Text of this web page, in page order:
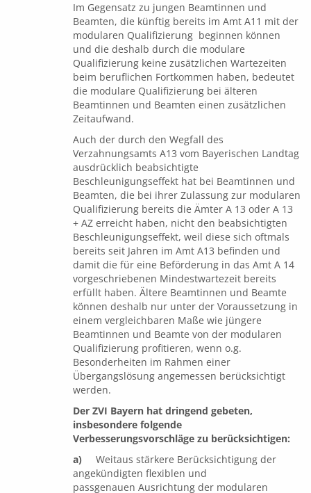
Im Gegensatz zu jungen Beamtinnen und
Beamten, die künftig bereits im Amt A11 mit der
modularen Qualifizierung beginnen können
und die deshalb durch die modulare
Qualifizierung keine zusätzlichen Wartezeiten
beim beruflichen Fortkommen haben, bedeutet
die modulare Qualifizierung bei älteren
Beamtinnen und Beamten einen zusätzlichen
Zeitaufwand.
Auch der durch den Wegfall des
Verzahnungsamts A13 vom Bayerischen Landtag
ausdrücklich beabsichtigte
Beschleunigungseffekt hat bei Beamtinnen und
Beamten, die bei ihrer Zulassung zur modularen
Qualifizierung bereits die Ämter A 13 oder A 13
+ AZ erreicht haben, nicht den beabsichtigten
Beschleunigungseffekt, weil diese sich oftmals
bereits seit Jahren im Amt A13 befinden und
damit die für eine Beförderung in das Amt A 14
vorgeschriebenen Mindestwartezeit bereits
erfüllt haben. Ältere Beamtinnen und Beamte
können deshalb nur unter der Voraussetzung in
einem vergleichbaren Maße wie jüngere
Beamtinnen und Beamte von der modularen
Qualifizierung profitieren, wenn o.g.
Besonderheiten im Rahmen einer
Übergangslösung angemessen berücksichtigt
werden.
Der ZVI Bayern hat dringend gebeten,
insbesondere folgende
Verbesserungsvorschläge zu berücksichtigen:
a)
Weitaus stärkere Berücksichtigung der
angekündigten flexiblen und
passgenauen Ausrichtung der modularen